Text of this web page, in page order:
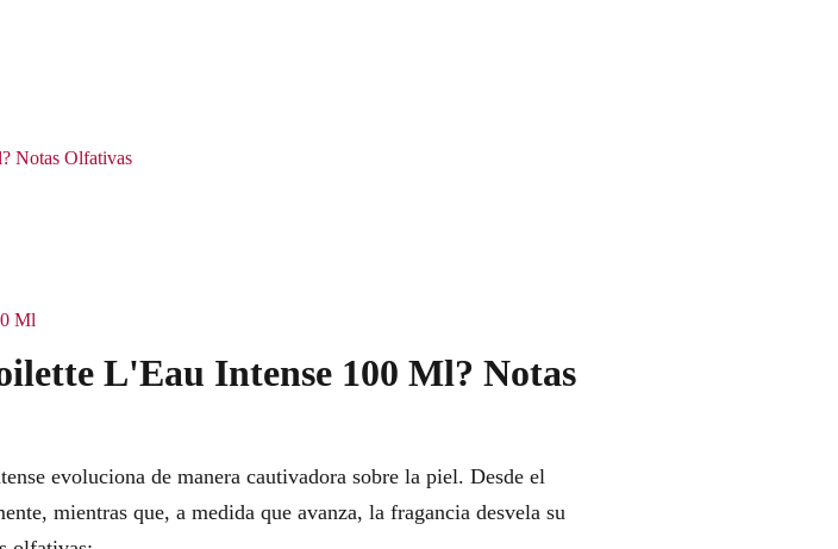
Notas Olfativas
Ml
L'Eau Intense 100 Ml? Notas
evoluciona de manera cautivadora sobre la piel. Desde el
mientras que, a medida que avanza, la fragancia desvela su